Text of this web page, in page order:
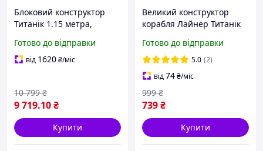
Блоковий конструктор
Титанік 1.15 метра,
Готово до відправки
від 1620₴/міс
9 719.10₴
10 799 ₴
Купити
Великий конструктор
корабля Лайнер Титанік
Готово до відправки
5.0 (2)
від74₴/міс
739₴
999 ₴
Купити